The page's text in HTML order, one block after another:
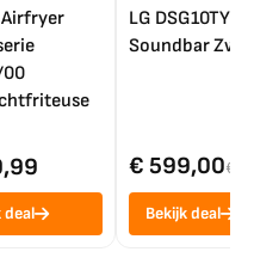
00
deal
LG DSG10TY
Soundbar
€ 599,00€
Bekijk deal